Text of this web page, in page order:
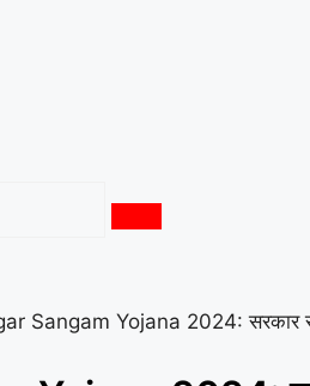
Sangam Yojana 2024: सरकार